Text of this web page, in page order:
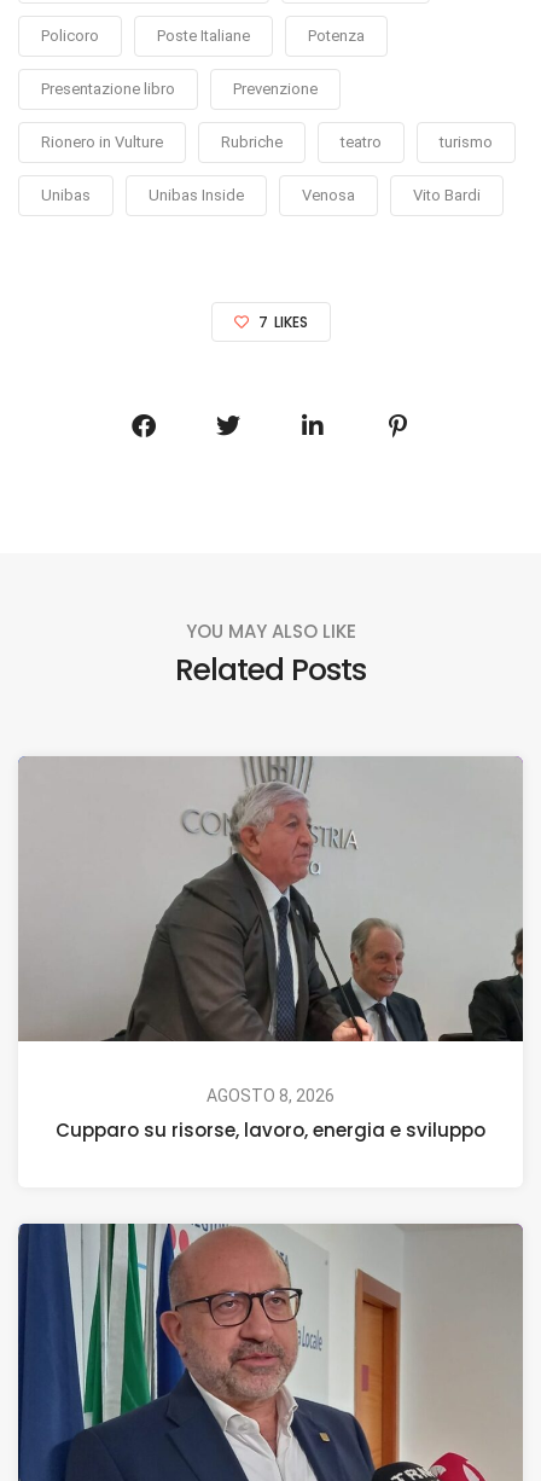
Policoro Poste Italiane Potenza
Presentazione libro Prevenzione
Rionero in Vulture Rubriche teatro turismo
Unibas Unibas Inside Venosa Vito Bardi
7 LIKES
YOU MAY ALSO LIKE
Related Posts
AGOSTO 8, 2026
Cupparo su risorse, lavoro, energia e sviluppo